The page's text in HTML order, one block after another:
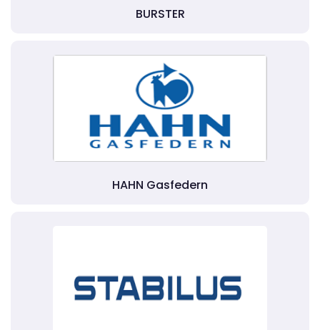
BURSTER
HAHN Gasfedern